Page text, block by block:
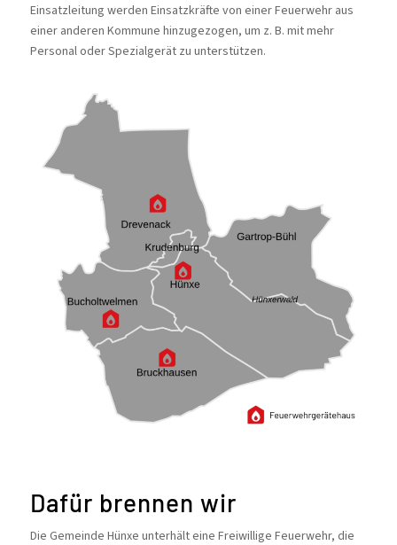
Einsatzleitung werden Einsatzkräfte von einer Feuerwehr aus
einer anderen Kommune hinzugezogen, um z. B. mit mehr
Personal oder Spezialgerät zu unterstützen.
Dafür brennen wir
Die Gemeinde Hünxe unterhält eine Freiwillige Feuerwehr, die